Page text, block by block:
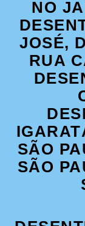
NO
JOSÉ,
RUA
SÃO
SÃO